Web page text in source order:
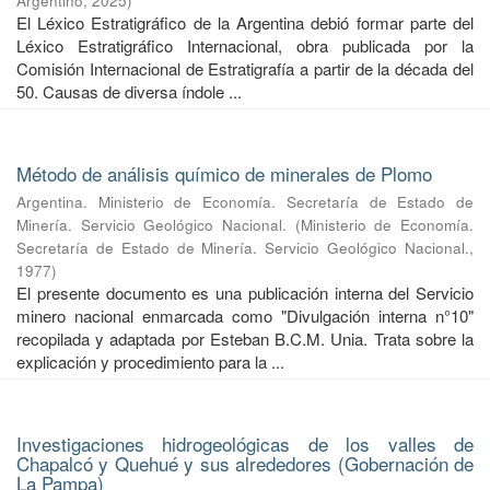
El Léxico Estratigráfico de la Argentina debió formar parte del
Léxico Estratigráfico Internacional, obra publicada por la
Comisión Internacional de Estratigrafía a partir de la década del
50. Causas de diversa índole ...
Método de análisis químico de minerales de Plomo
Argentina. Ministerio de Economía. Secretaría de Estado de
Minería. Servicio Geológico Nacional. (Ministerio de Economía.
Secretaría de Estado de Minería. Servicio Geológico Nacional.,
1977)
El presente documento es una publicación interna del Servicio
minero nacional enmarcada como "Divulgación interna n°10"
recopilada y adaptada por Esteban B.C.M. Unia. Trata sobre la
explicación y procedimiento para la ...
Investigaciones hidrogeológicas de los valles de
Chapalcó y Quehué y sus alrededores (Gobernación de
La Pampa)